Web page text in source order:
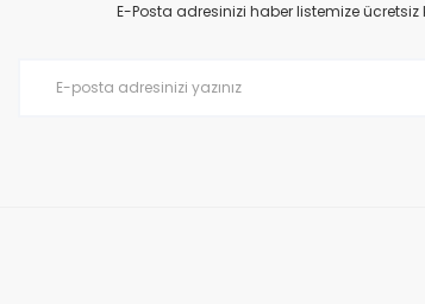
Bu ürüne benzer farklı alternatifler olmalı.
E-Posta adresinizi haber listemize